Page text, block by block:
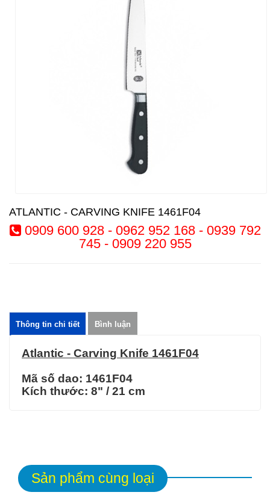
ATLANTIC - CARVING KNIFE 1461F04
0909 600 928 - 0962 952 168 - 0939 792
745 - 0909 220 955
Thông tin chi tiết Bình luận
Atlantic - Carving Knife 1461F04
Mã số dao: 1461F04
Kích thước: 8" / 21 cm
Sản phẩm cùng loại